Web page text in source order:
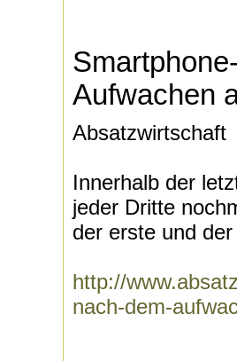
Aufwachen
Absatzwirtschaft
Innerhalb der
jeder Dritte
der erste und
http://
nach-dem-